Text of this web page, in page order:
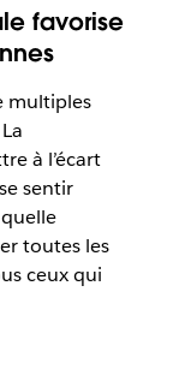
favorise
multiples
à l’écart
sentir
toutes les
ceux qui